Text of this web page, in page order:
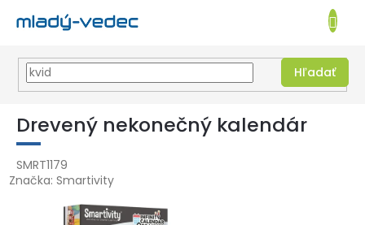
Prejsť
obsah
EUR
Hľadať
KOŠÍK
Drevený nekonečný kalendár
SMRT1179
Značka: Smartivity